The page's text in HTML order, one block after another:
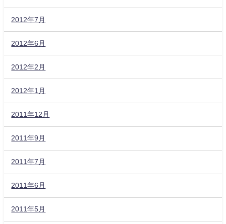
2012年7月
2012年6月
2012年2月
2012年1月
2011年12月
2011年9月
2011年7月
2011年6月
2011年5月